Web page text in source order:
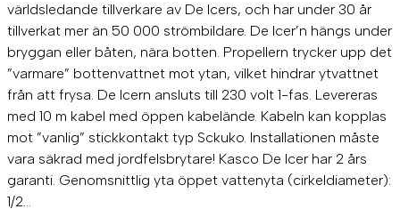
världsledande tillverkare av De Icers, och har under 30 år
tillverkat mer än 50 000 strömbildare. De Icer’n hängs under
bryggan eller båten, nära botten. Propellern trycker upp det
”varmare” bottenvattnet mot ytan, vilket hindrar ytvattnet
från att frysa. De Icern ansluts till 230 volt 1-fas. Levereras
med 10 m kabel med öppen kabelände. Kabeln kan kopplas
mot ”vanlig” stickkontakt typ Sckuko. Installationen måste
vara säkrad med jordfelsbrytare! Kasco De Icer har 2 års
garanti. Genomsnittlig yta öppet vattenyta (cirkeldiameter):
1/2…